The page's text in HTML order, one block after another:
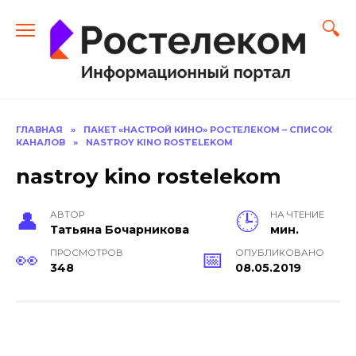
содержанию
ГЛАВНАЯ »
ПАКЕТ «НАСТРОЙ КИНО» РОСТЕЛЕКОМ – СПИСОК
КАНАЛОВ
» NASTROY KINO ROSTELEKOM
nastroy kino rostelekom
АВТОР
Тать­яна Бо­чар­ни­кова
НА ЧТЕНИЕ
мин.
ПРОСМОТРОВ
348
ОПУБЛИКОВАНО
08.05.2019